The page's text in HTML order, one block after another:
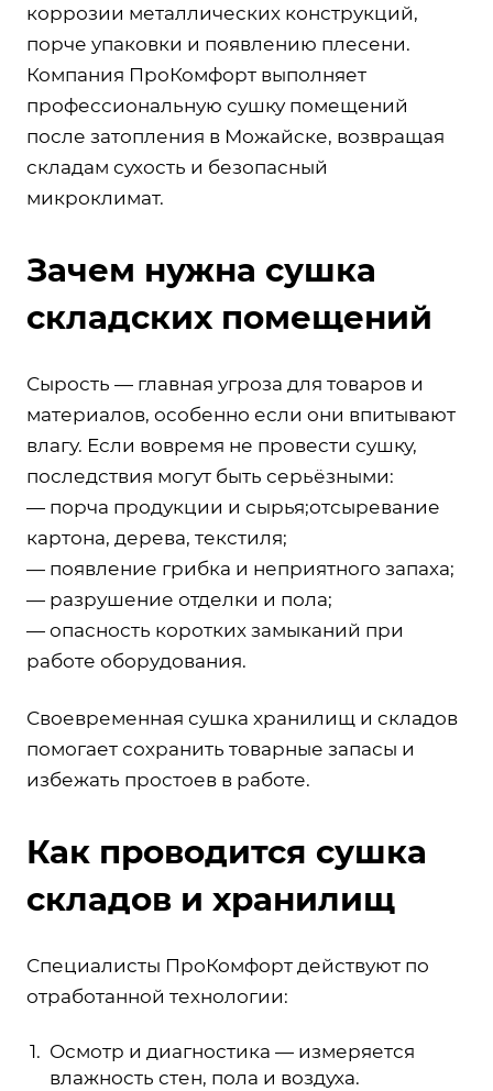
коррозии металлических конструкций,
порче упаковки и появлению плесени.
Компания ПроКомфорт выполняет
профессиональную сушку помещений
после затопления в Можайске, возвращая
складам сухость и безопасный
микроклимат.
Зачем нужна сушка
складских помещений
Сырость — главная угроза для товаров и
материалов, особенно если они впитывают
влагу. Если вовремя не провести сушку,
последствия могут быть серьёзными:
— порча продукции и сырья;отсыревание
картона, дерева, текстиля;
— появление грибка и неприятного запаха;
— разрушение отделки и пола;
— опасность коротких замыканий при
работе оборудования.
Своевременная сушка хранилищ и складов
помогает сохранить товарные запасы и
избежать простоев в работе.
Как проводится сушка
складов и хранилищ
Специалисты ПроКомфорт действуют по
отработанной технологии:
Осмотр и диагностика — измеряется
влажность стен, пола и воздуха.